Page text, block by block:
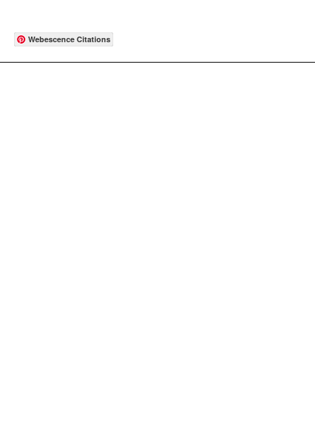
Webescence Citations